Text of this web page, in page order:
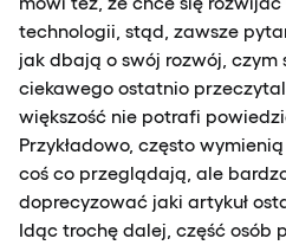
technologii, stąd, zawsze
jak dbają o swój rozwój, czym
ciekawego ostatnio
większość nie potrafi
Przykładowo, często
coś co przeglądają, ale
doprecyzować jaki artykuł
Idąc trochę dalej, część osób